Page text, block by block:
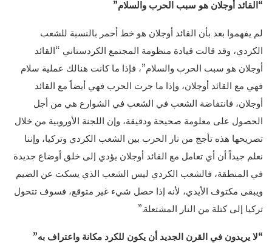
“القائد أوجلان هو سبب الحرب والسلام”
لم يفهموا بعد بأن القائد أوجلان هو خط أحمر بالنسبة للشعب
الكردي، وقد قالت قيادة منظومة المجتمع الكردستاني “القائد
أوجلان هو سبب الحرب والسلام”، فإذا ما كانت هنالك عملية سلام
فهي مع القائد أوجلان، وإذا ما جرت الحرب فهي أيضاً مع القائد
أوجلان، فانتفاضة الشعب في الشعب في الشوارع هي من أجل
الحصول على معلومة صحيحة ودقيقة، وإن اللجنة الأوروبية من خلال
تصريحها هذه تأجج من نار الحرب بين الشعب الكردي وتركيا، وإننا
نعلم جيداً أن أي تعامل مع القائد أوجلان يؤدي إلى خلق أوضاع جديدة
في المنطقة، فالشعب الكردي ليس الشعب الذي يسكت عن الضيم
ويبقى مكتوف الأيدي، لأنه إذا حصل شيء غير متوقع، فسوف تتحول
تركيا إلى كتلة من النار المشتعلة.”
“لا يريدون في القرن الجديد أن يكون للكرد مكانة واعتراف به”